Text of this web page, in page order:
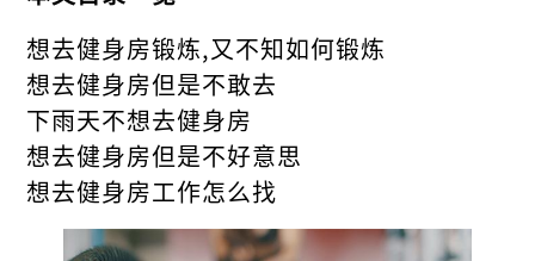
想去健身房锻炼,又不知如何锻炼
想去健身房但是不敢去
下雨天不想去健身房
想去健身房但是不好意思
想去健身房工作怎么找